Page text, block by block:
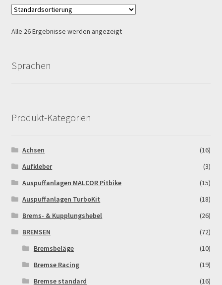
Alle 26 Ergebnisse werden angezeigt
Sprachen
Produkt-Kategorien
Achsen
(16)
Aufkleber
(3)
Auspuffanlagen MALCOR Pitbike
(15)
Auspuffanlagen TurboKit
(18)
Brems- & Kupplungshebel
(26)
BREMSEN
(72)
Bremsbeläge
(10)
Bremse Racing
(19)
Bremse standard
(16)